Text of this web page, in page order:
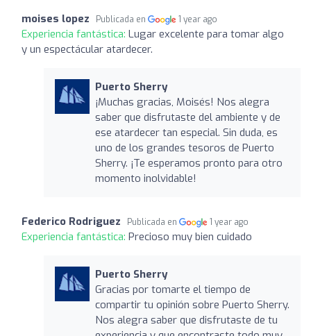
moises lopez Publicada en 1 year ago
Experiencia fantástica: Lugar excelente para tomar algo
y un espectácular atardecer.
Puerto Sherry
¡Muchas gracias, Moisés! Nos alegra
saber que disfrutaste del ambiente y de
ese atardecer tan especial. Sin duda, es
uno de los grandes tesoros de Puerto
Sherry. ¡Te esperamos pronto para otro
momento inolvidable!
Federico Rodriguez Publicada en 1 year ago
Experiencia fantástica: Precioso muy bien cuidado
Puerto Sherry
Gracias por tomarte el tiempo de
compartir tu opinión sobre Puerto Sherry.
Nos alegra saber que disfrutaste de tu